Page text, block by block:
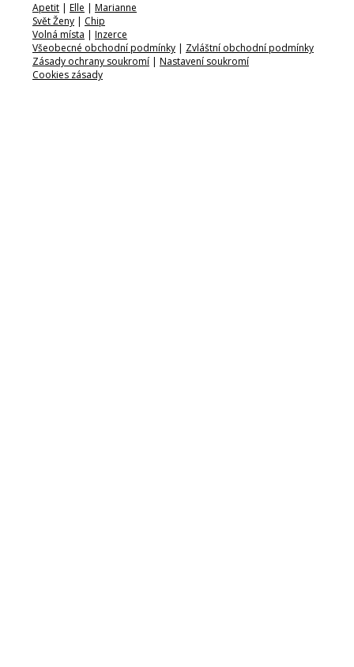
Apetit | Elle | Marianne
Svět Ženy | Chip
Volná místa | Inzerce
Všeobecné obchodní podmínky | Zvláštní obchodní podmínky
Zásady ochrany soukromí | Nastavení soukromí
Cookies zásady